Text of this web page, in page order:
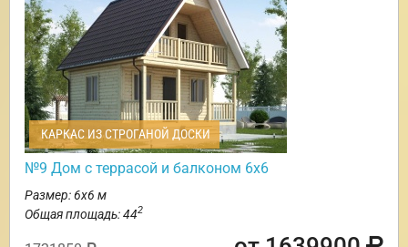
КАРКАС ИЗ СТРОГАНОЙ ДОСКИ
№9 Дом с террасой и балконом 6х6
Размер: 6х6 м
Общая площадь: 442